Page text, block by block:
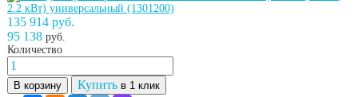
135 914 руб.
95 138 руб.
Количество
В корзину Купить в 1 клик